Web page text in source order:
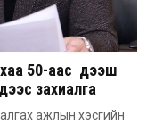
50-аас дээш
захиалга
ажлын хэсгийн